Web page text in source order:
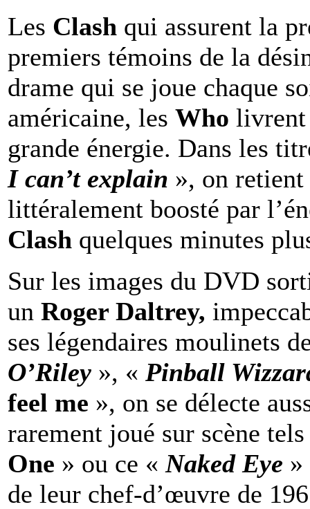
Les Clash qui assurent la
premiers témoins de la
drame qui se joue chaque
américaine, les Who livrent
grande énergie. Dans les
I can’t explain », on
littéralement boosté par
Clash quelques minutes
Sur les images du DVD
un Roger Daltrey,
ses légendaires moulinets
O’Riley », « Pinball
feel me », on se délecte
rarement joué sur scène
One » ou ce « Naked Eye »
de leur chef-d’œuvre de